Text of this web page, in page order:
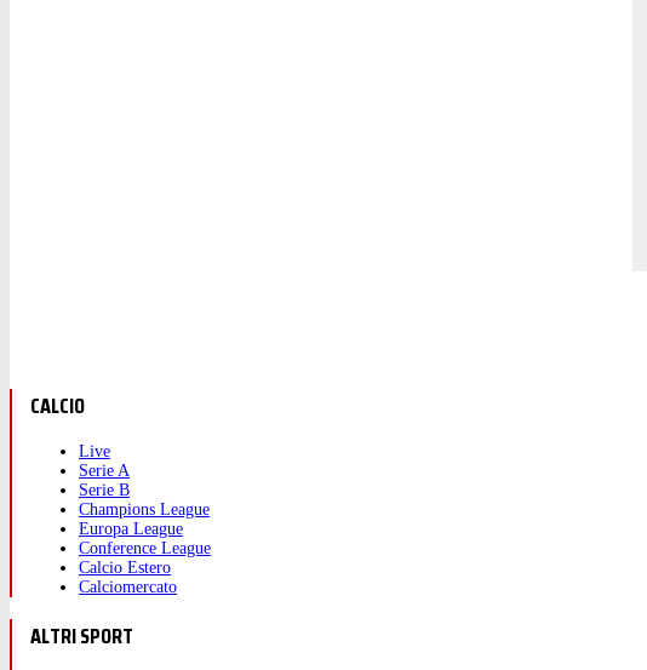
CALCIO
Live
Serie A
Serie B
Champions League
Europa League
Conference League
Calcio Estero
Calciomercato
ALTRI SPORT